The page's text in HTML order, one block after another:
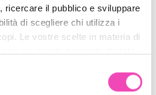
ricercare il pubblico e sviluppare
di scegliere chi utilizza i
Le vostre scelte in materia di
consenso in qualsiasi
★★★
Edea Ritmo
Roll Line Variant C